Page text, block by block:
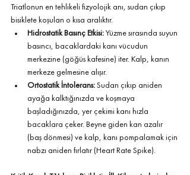
Triatlonun en tehlikeli fizyolojik anı, sudan çıkıp
bisiklete koşulan o kısa aralıktır.
Hidrostatik Basınç Etkisi: Yüzme sırasında suyun
basıncı, bacaklardaki kanı vücudun
merkezine (göğüs kafesine) iter. Kalp, kanın
merkeze gelmesine alışır.
Ortostatik İntolerans: Sudan çıkıp aniden
ayağa kalktığınızda ve koşmaya
başladığınızda, yer çekimi kanı hızla
bacaklara çeker. Beyne giden kan azalır
(baş dönmesi) ve kalp, kanı pompalamak için
nabzı aniden fırlatır (Heart Rate Spike).